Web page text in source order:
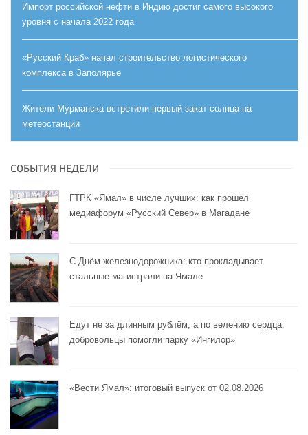
Импорт российской нефти в Индию достиг самого высокого
уровня с начала 2022 года
«Русский Краб» начал строительство логистического
комплекса в Заполярье
Жители Мурманска встретили первый закат солнца на
метеостанции
СОБЫТИЯ НЕДЕЛИ
ГТРК «Ямал» в числе лучших: как прошёл
медиафорум «Русский Север» в Магадане
С Днём железнодорожника: кто прокладывает
стальные магистрали на Ямале
Едут не за длинным рублём, а по велению сердца:
добровольцы помогли парку «Ингилор»
«Вести Ямал»: итоговый выпуск от 02.08.2026